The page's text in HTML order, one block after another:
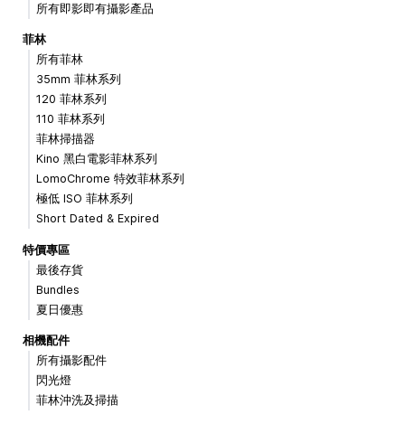
所有即影即有攝影產品
菲林
所有菲林
35mm 菲林系列
120 菲林系列
110 菲林系列
菲林掃描器
Kino 黑白電影菲林系列
LomoChrome 特效菲林系列
極低 ISO 菲林系列
Short Dated & Expired
特價專區
最後存貨
Bundles
夏日優惠
相機配件
所有攝影配件
閃光燈
菲林沖洗及掃描